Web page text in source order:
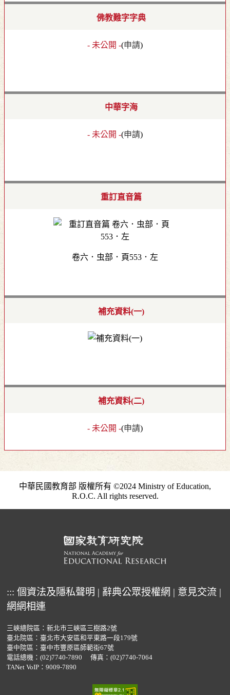
佛教難字字典
- 未公開 -(申請)
中華字海
- 未公開 -(申請)
重訂直音篇
卷六．虫部．頁553．左
補充資料(一)
補充資料(二)
- 未公開 -(申請)
中華民國教育部 版權所有 ©2024 Ministry of Education,
R.O.C. All rights reserved.
::: 個資法及隱私聲明 | 辭典公眾授權網 | 意見交流 |
網網相連
三峽總院區：新北市三峽區三樹路2號
臺北院區：臺北市大安區和平東路一段179號
臺中院區：臺中市豐原區師範街67號
電話總機： (02)7740-7890
傳真：(02)7740-7064
TANet VoIP：9009-7890